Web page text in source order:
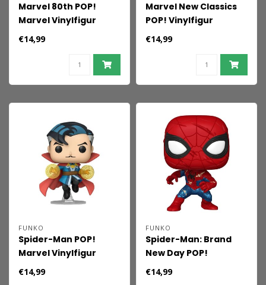
Marvel 80th POP!
Marvel Vinylfigur
Spider-Man (Erster
€14,99
Marvel New Classics
POP! Vinylfigur
Spider-Man 9 cm
€14,99
FUNKO
Spider-Man POP!
Marvel Vinylfigur
Doctor Strange 9 cm
€14,99
FUNKO
Spider-Man: Brand
New Day POP!
Vinylfigur Spider-Man
€14,99